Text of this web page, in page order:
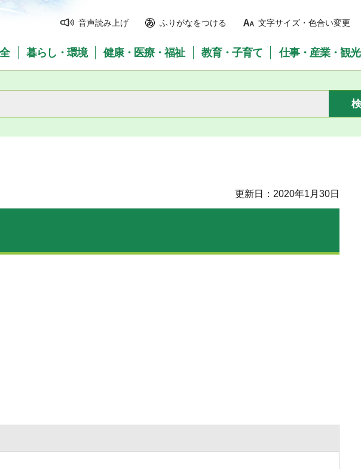
音声読み上げ ふりがなをつける 文字サイズ・色合い変更
暮らし・環境 健康・医療・福祉 教育・子育て 仕事・産業・観光
更新日：2020年1月30日